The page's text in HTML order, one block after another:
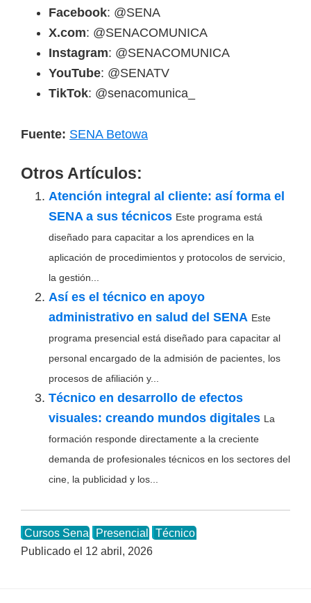
Facebook: @SENA
X.com: @SENACOMUNICA
Instagram: @SENACOMUNICA
YouTube: @SENATV
TikTok: @senacomunica_
Fuente: SENA Betowa
Otros Artículos:
Atención integral al cliente: así forma el
SENA a sus técnicos Este programa está
diseñado para capacitar a los aprendices en la
aplicación de procedimientos y protocolos de servicio,
la gestión...
Así es el técnico en apoyo
administrativo en salud del SENA Este
programa presencial está diseñado para capacitar al
personal encargado de la admisión de pacientes, los
procesos de afiliación y...
Técnico en desarrollo de efectos
visuales: creando mundos digitales La
formación responde directamente a la creciente
demanda de profesionales técnicos en los sectores del
cine, la publicidad y los...
Cursos Sena Presencial
Técnico
Publicado el 12 abril, 2026